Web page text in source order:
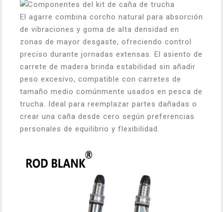
El agarre combina corcho natural para absorción
de vibraciones y goma de alta densidad en
zonas de mayor desgaste, ofreciendo control
preciso durante jornadas extensas. El asiento de
carrete de madera brinda estabilidad sin añadir
peso excesivo, compatible con carretes de
tamaño medio comúnmente usados en pesca de
trucha. Ideal para reemplazar partes dañadas o
crear una caña desde cero según preferencias
personales de equilibrio y flexibilidad.